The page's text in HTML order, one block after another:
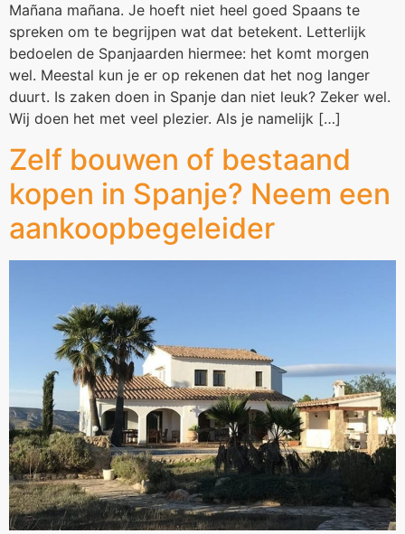
Mañana mañana. Je hoeft niet heel goed Spaans te
spreken om te begrijpen wat dat betekent. Letterlijk
bedoelen de Spanjaarden hiermee: het komt morgen
wel. Meestal kun je er op rekenen dat het nog langer
duurt. Is zaken doen in Spanje dan niet leuk? Zeker wel.
Wij doen het met veel plezier. Als je namelijk […]
Zelf bouwen of bestaand
kopen in Spanje? Neem een
aankoopbegeleider